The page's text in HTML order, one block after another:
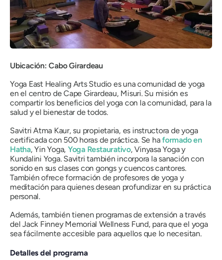
Ubicación: Cabo Girardeau
Yoga East Healing Arts Studio es una comunidad de yoga
en el centro de Cape Girardeau, Misuri. Su misión es
compartir los beneficios del yoga con la comunidad, para la
salud y el bienestar de todos.
Savitri Atma Kaur, su propietaria, es instructora de yoga
certificada con 500 horas de práctica. Se haformado en
Hatha, Yin Yoga, Yoga Restaurativo, Vinyasa Yoga y
Kundalini Yoga. Savitri también incorpora la sanación con
sonido en sus clases con gongs y cuencos cantores.
También ofrece formación de profesores de yoga y
meditación para quienes desean profundizar en su práctica
personal.
Además, también tienen programas de extensión a través
del Jack Finney Memorial Wellness Fund, para que el yoga
sea fácilmente accesible para aquellos que lo necesitan.
Detalles del programa